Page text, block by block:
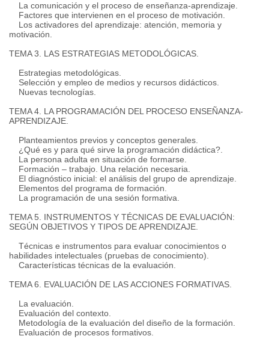
La comunicación y el proceso de enseñanza-aprendizaje.
Factores que intervienen en el proceso de motivación.
Los activadores del aprendizaje: atención, memoria y
motivación.
TEMA 3. LAS ESTRATEGIAS METODOLÓGICAS.
Estrategias metodológicas.
Selección y empleo de medios y recursos didácticos.
Nuevas tecnologías.
TEMA 4. LA PROGRAMACIÓN DEL PROCESO ENSEÑANZA-
APRENDIZAJE.
Planteamientos previos y conceptos generales.
¿Qué es y para qué sirve la programación didáctica?.
La persona adulta en situación de formarse.
Formación – trabajo. Una relación necesaria.
El diagnóstico inicial: el análisis del grupo de aprendizaje.
Elementos del programa de formación.
La programación de una sesión formativa.
TEMA 5. INSTRUMENTOS Y TÉCNICAS DE EVALUACIÓN:
SEGÚN OBJETIVOS Y TIPOS DE APRENDIZAJE.
Técnicas e instrumentos para evaluar conocimientos o
habilidades intelectuales (pruebas de conocimiento).
Características técnicas de la evaluación.
TEMA 6. EVALUACIÓN DE LAS ACCIONES FORMATIVAS.
La evaluación.
Evaluación del contexto.
Metodología de la evaluación del diseño de la formación.
Evaluación de procesos formativos.